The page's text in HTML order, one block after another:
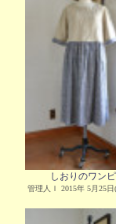
しおりのワン
管理人Ｉ 2015年 5月25日